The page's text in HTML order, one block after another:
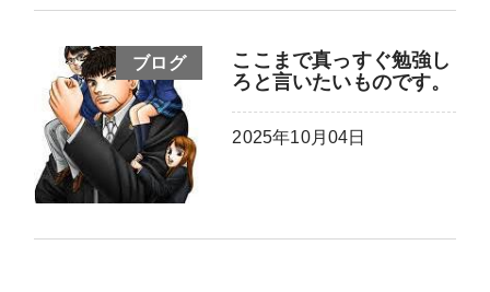
ブログ
ここまで真っすぐ勉強し
ろと言いたいものです。
2025年10月04日